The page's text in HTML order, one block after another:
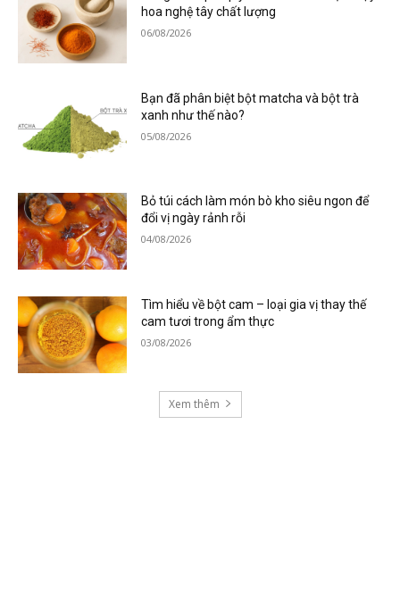
hoa nghệ tây chất lượng
06/08/2026
Bạn đã phân biệt bột matcha và bột trà
xanh như thế nào?
05/08/2026
Bỏ túi cách làm món bò kho siêu ngon để
đổi vị ngày rảnh rỗi
04/08/2026
Tìm hiểu về bột cam – loại gia vị thay thế
cam tươi trong ẩm thực
03/08/2026
Xem thêm